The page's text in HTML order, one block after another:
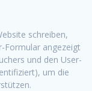
schreiben,
Formular angezeigt
und den User-
um die